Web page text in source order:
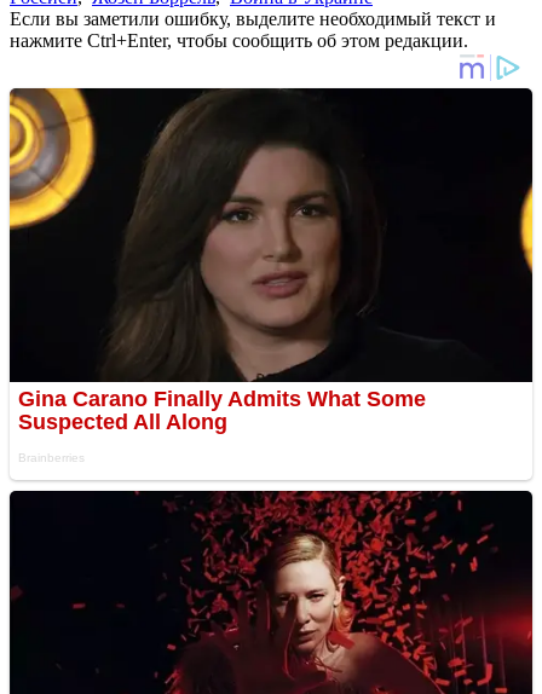
Если вы заметили ошибку, выделите необходимый текст и
нажмите Ctrl+Enter, чтобы сообщить об этом редакции.